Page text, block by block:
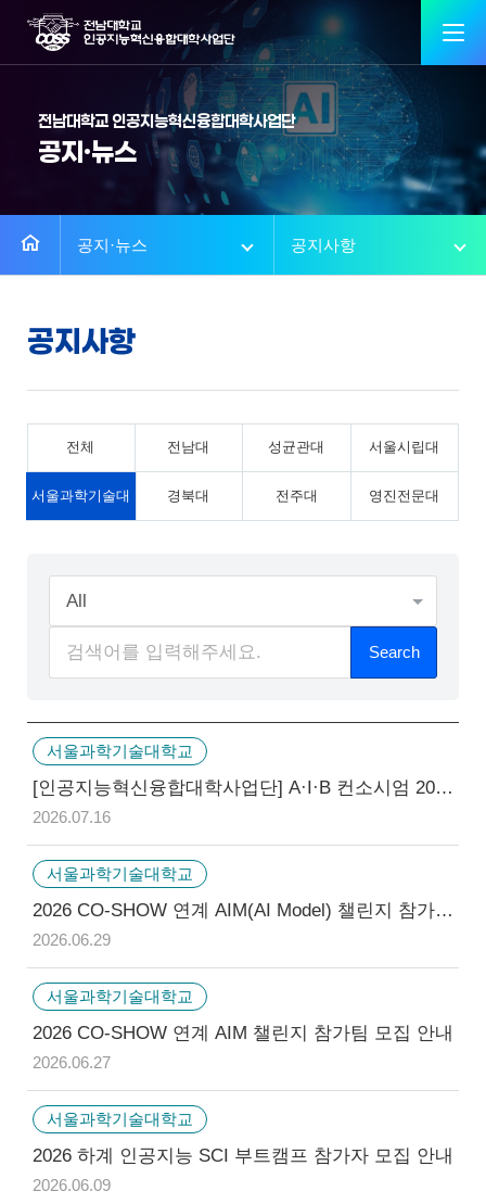
전남대학교 인공지능혁신융합대학사업단
공지·뉴스
공지·뉴스 공지사항
공지사항
전체 전남대 성균관대 서울시립대
서울과학기술대 경북대 전주대 영진전문대
All
Search
서울과학기술대학교
[인공지능혁신융합대학사업단] A·I·B 컨소시엄 2026 하계 기업-학생제안 비교과 프로그램(2차) 신청 안내
2026.07.16
서울과학기술대학교
2026 CO-SHOW 연계 AIM(AI Model) 챌린지 참가팀 모집 안내
2026.06.29
서울과학기술대학교
2026 CO-SHOW 연계 AIM 챌린지 참가팀 모집 안내
2026.06.27
서울과학기술대학교
2026 하계 인공지능 SCI 부트캠프 참가자 모집 안내
2026.06.09